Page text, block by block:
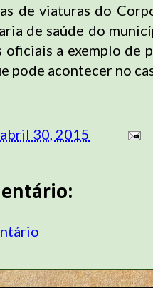
de viaturas do
de saúde do
a exemplo de
pode acontecer no
abril 30, 2015